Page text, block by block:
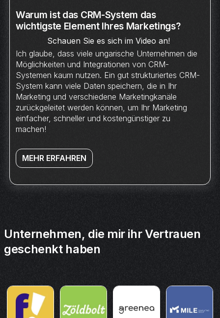
Warum ist das CRM-System das
wichtigste Element Ihres Marketings?
Schauen Sie es sich im Video an!
Ich glaube, dass viele ungarische Unternehmen die
Möglichkeiten und Integrationen von CRM-
Systemen kaum nutzen. Ein gut strukturiertes CRM-
System kann viele Daten speichern, die in Ihr
Marketing und verschiedene Marketingkanäle
zurückgeleitet werden können, um Ihr Marketing
einfacher, schneller und kostengünstiger zu
machen!
MEHR ERFAHREN
Unternehmen, die mir ihr Vertrauen
geschenkt haben